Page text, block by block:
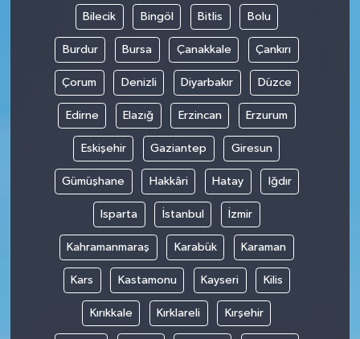
Bilecik Bingöl Bitlis Bolu
Burdur Bursa Çanakkale Çankırı
Çorum Denizli Diyarbakır Düzce
Edirne Elazığ Erzincan Erzurum
Eskişehir Gaziantep Giresun
Gümüşhane Hakkâri Hatay Iğdır
Isparta İstanbul İzmir
Kahramanmaraş Karabük Karaman
Kars Kastamonu Kayseri Kilis
Kırıkkale Kırklareli Kırşehir